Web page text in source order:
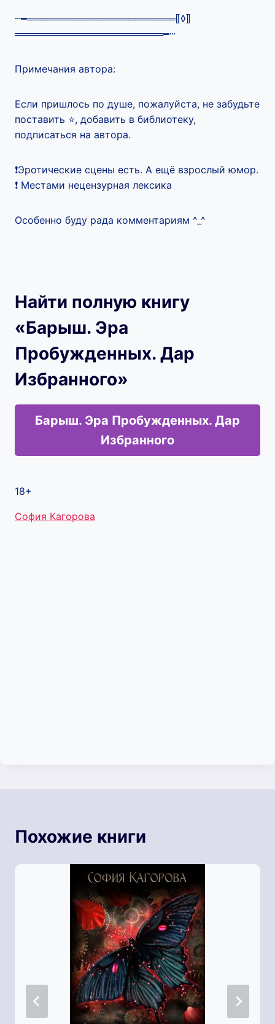
ⵈ━══════════════════════⟦◊⟧
══════════════════════━ⵈ
Примечания автора:
Если пришлось по душе, пожалуйста, не забудьте
поставить ⭐️, добавить в библиотеку,
подписаться на автора.
❗️Эротические сцены есть. А ещё взрослый юмор.
❗️ Местами нецензурная лексика
Особенно буду рада комментариям ^_^
Найти полную книгу
«Барыш. Эра
Пробужденных. Дар
Избранного»
Барыш. Эра Пробужденных. Дар
Избранного
18+
Метки
София Кагорова
Похожие книги